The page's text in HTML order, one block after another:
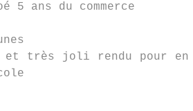
5 ans du commerce
et très joli rendu pour